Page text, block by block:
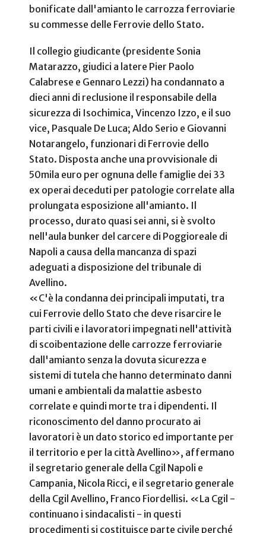
bonificate dall'amianto le carrozza ferroviarie
su commesse delle Ferrovie dello Stato.
Il collegio giudicante (presidente Sonia
Matarazzo, giudici a latere Pier Paolo
Calabrese e Gennaro Lezzi) ha condannato a
dieci anni di reclusione il responsabile della
sicurezza di Isochimica, Vincenzo Izzo, e il suo
vice, Pasquale De Luca; Aldo Serio e Giovanni
Notarangelo, funzionari di Ferrovie dello
Stato. Disposta anche una provvisionale di
50mila euro per ognuna delle famiglie dei 33
ex operai deceduti per patologie correlate alla
prolungata esposizione all'amianto. Il
processo, durato quasi sei anni, si è svolto
nell'aula bunker del carcere di Poggioreale di
Napoli a causa della mancanza di spazi
adeguati a disposizione del tribunale di
Avellino.
«C'è la condanna dei principali imputati, tra
cui Ferrovie dello Stato che deve risarcire le
parti civili e i lavoratori impegnati nell'attività
di scoibentazione delle carrozze ferroviarie
dall'amianto senza la dovuta sicurezza e
sistemi di tutela che hanno determinato danni
umani e ambientali da malattie asbesto
correlate e quindi morte tra i dipendenti. Il
riconoscimento del danno procurato ai
lavoratori è un dato storico ed importante per
il territorio e per la città Avellino», affermano
il segretario generale della Cgil Napoli e
Campania, Nicola Ricci, e il segretario generale
della Cgil Avellino, Franco Fiordellisi. «La Cgil -
continuano i sindacalisti - in questi
procedimenti si costituisce parte civile perché